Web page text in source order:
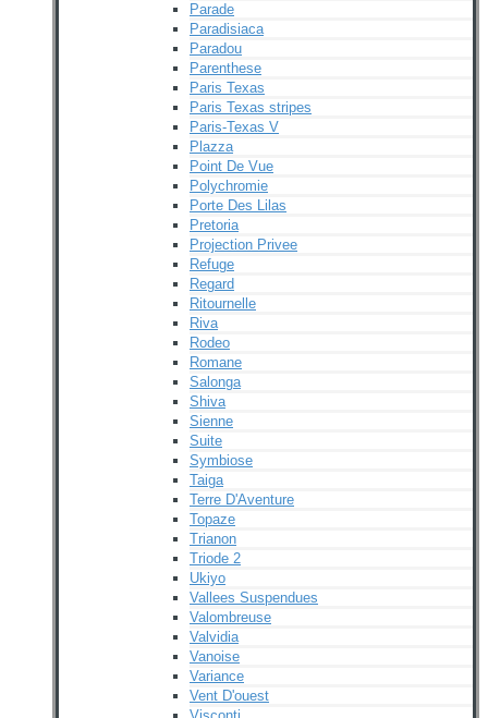
Parade
Paradisiaca
Paradou
Parenthese
Paris Texas
Paris Texas stripes
Paris-Texas V
Plazza
Point De Vue
Polychromie
Porte Des Lilas
Pretoria
Projection Privee
Refuge
Regard
Ritournelle
Riva
Rodeo
Romane
Salonga
Shiva
Sienne
Suite
Symbiose
Taiga
Terre D'Aventure
Topaze
Trianon
Triode 2
Ukiyo
Vallees Suspendues
Valombreuse
Valvidia
Vanoise
Variance
Vent D'ouest